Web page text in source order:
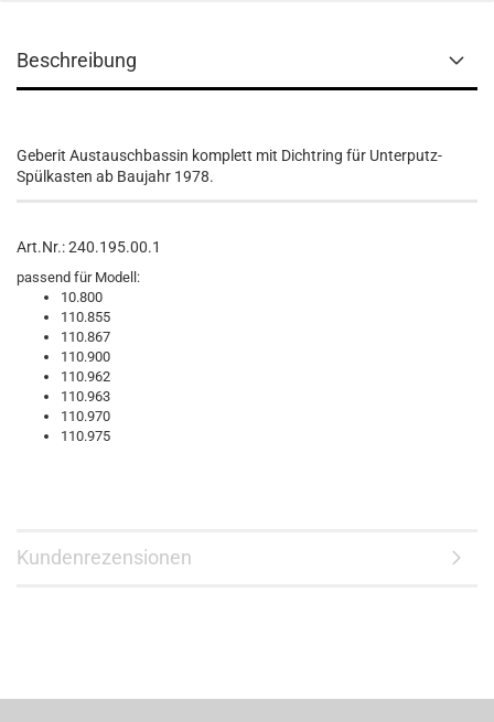
Beschreibung
Geberit Austauschbassin komplett mit Dichtring für Unterputz-
Spülkasten ab Baujahr 1978.
Art.Nr.: 240.195.00.1
passend für Modell:
10.800
110.855
110.867
110.900
110.962
110.963
110.970
110.975
Kundenrezensionen